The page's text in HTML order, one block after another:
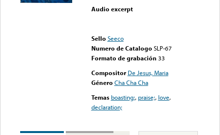
Audio excerpt
Sello Seeco
Numero de Catalogo SLP-67
Formato de grabación 33
Compositor De Jesus, Maria
Género Cha Cha Cha
Temas boasting;, praise;, love,
declaration;